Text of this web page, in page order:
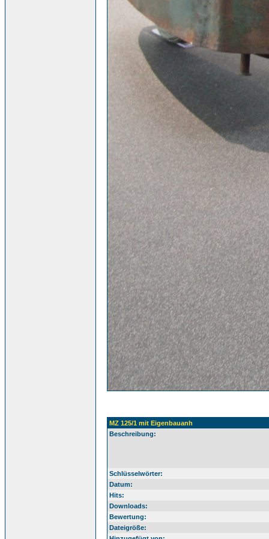
MZ 125/1 mit Eigenbauanh
Beschreibung:
Schlüsselwörter:
Datum:
Hits:
Downloads:
Bewertung:
Dateigröße: